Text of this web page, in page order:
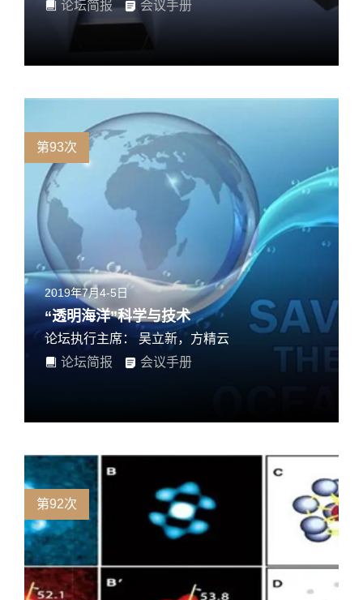
论坛简报
会议手册
第93次
2019年7月4-5日
“透明海洋”科学与技术
论坛执行主席： 吴立新，方精云
论坛简报
会议手册
第92次